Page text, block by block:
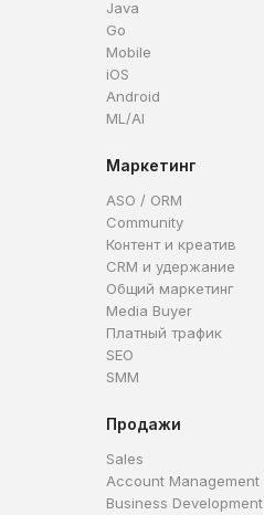
Java
Go
Mobile
iOS
Android
ML/AI
Маркетинг
ASO / ORM
Community
Контент и креатив
CRM и удержание
Общий маркетинг
Media Buyer
Платный трафик
SEO
SMM
Продажи
Sales
Account Management
Business Development